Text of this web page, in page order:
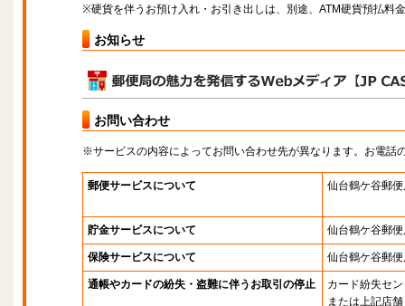
※硬貨を伴うお預け入れ・お引き出しは、別途、ATM硬貨預払料
お知らせ
お問い合わせ
※サービスの内容によってお問い合わせ先が異なります。お電話
郵便サービスについて 仙台鶴ケ谷郵
貯金サービスについて 仙台鶴ケ谷郵
保険サービスについて 仙台鶴ケ谷郵
通帳やカードの紛失・盗難に伴うお取引の停止
カード紛失セ
または上記店舗